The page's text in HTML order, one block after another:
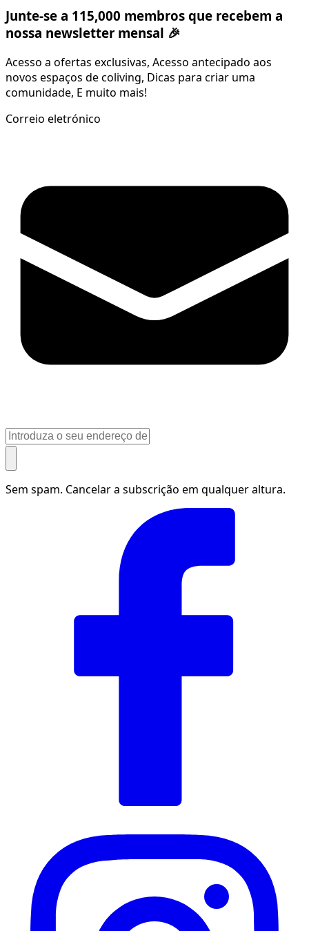
Junte-se a 115,000 membros que recebem a
nossa newsletter mensal 🎉
Acesso a ofertas exclusivas, Acesso antecipado aos
novos espaços de coliving, Dicas para criar uma
comunidade, E muito mais!
Correio eletrónico
Sem spam. Cancelar a subscrição em qualquer altura.